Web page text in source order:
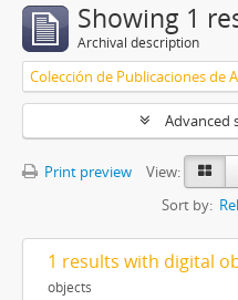
Showing 1
Archival description
Advanced
Print preview
View:
Sort by:
1 results with digital
objects